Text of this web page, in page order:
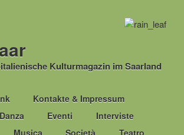
Kulturmagazin im Saarland
Kontakte & Impressum
Danza Eventi
Interviste
Musica Società Teatro